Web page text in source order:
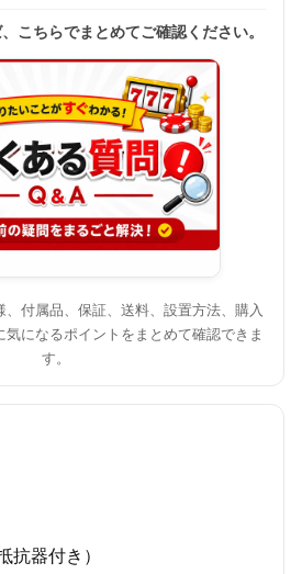
こちらでまとめてご確認ください。
付属品、保証、送料、設置方法、購入
になるポイントをまとめて確認できま
す。
抗器付き）